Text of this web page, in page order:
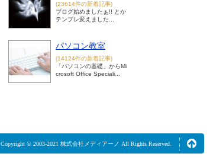
(23614件の新着記事)
ブログ始めましたぁ!! とか
テンプレ変えました...
パソコン教室
(14124件の新着記事)
「パソコンの基礎」からMi
crosoft Office Speciali...
Copyright © 2003-2021 株式会社メディアーノ All Rights Reserved.